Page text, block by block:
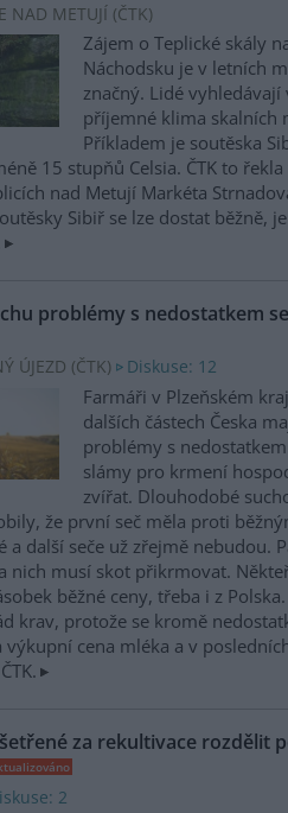
NAD METUJÍ (ČTK)
Zájem o Teplické skály
Náchodsku je v letních
značný. Lidé vyhledávají
příjemné klima skalních
Příkladem je soutěska
15 stupňů Celsia. ČTK to
nad Metují Markéta
Sibiř se lze dostat běžně,
problémy s nedostatkem
ÚJEZD (ČTK) Diskuse: 12
Farmáři v Plzeňském
dalších částech Česka
problémy s nedostatkem
slámy pro krmení
zvířat. Dlouhodobé
že první seč měla proti
další seče už zřejmě nebudou.
nich musí skot přikrmovat.
běžné ceny, třeba i z
krav, protože se kromě
výkupní cena mléka a v
za rekultivace rozdělit
2